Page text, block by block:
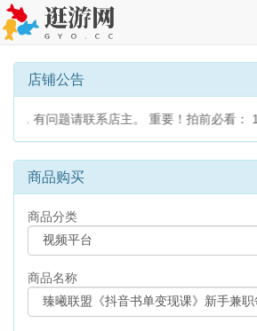
店铺公告
，有问题请联系店主。 重要！拍前必看：
商品购买
商品分类
商品名称